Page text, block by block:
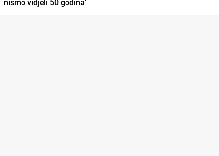
nismo vidjeli 50 godina'